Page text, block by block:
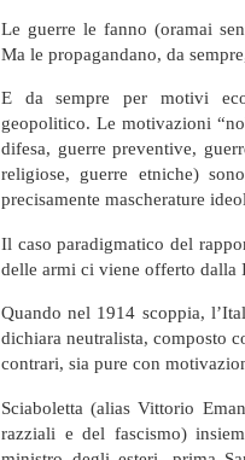
Le guerre le fanno (oramai
Ma le propagandano, da
E da sempre per motivi
geopolitico. Le motivazioni
difesa, guerre preventive,
religiose, guerre etniche)
precisamente mascherature
Il caso paradigmatico del
delle armi ci viene offerto dalla
Quando nel 1914 scoppia,
dichiara neutralista, composto
contrari, sia pure con
Sciaboletta (alias Vittorio
razziali e del fascismo)